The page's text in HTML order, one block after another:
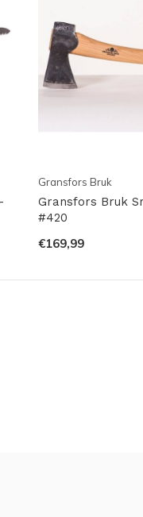
Gransfors Bruk
Gransfors Bruk
#420
€169,99